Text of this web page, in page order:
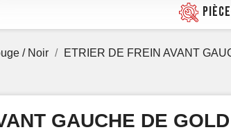
/ Noir ETRIER DE FREIN AVANT
GAUCHE DE